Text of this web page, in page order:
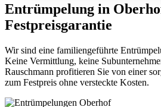
Entrümpelung in
Festpreisgarantie
Wir sind eine familiengeführte
Keine Vermittlung, keine
Rauschmann profitieren Sie von einer
zum Festpreis ohne versteckte Kosten.